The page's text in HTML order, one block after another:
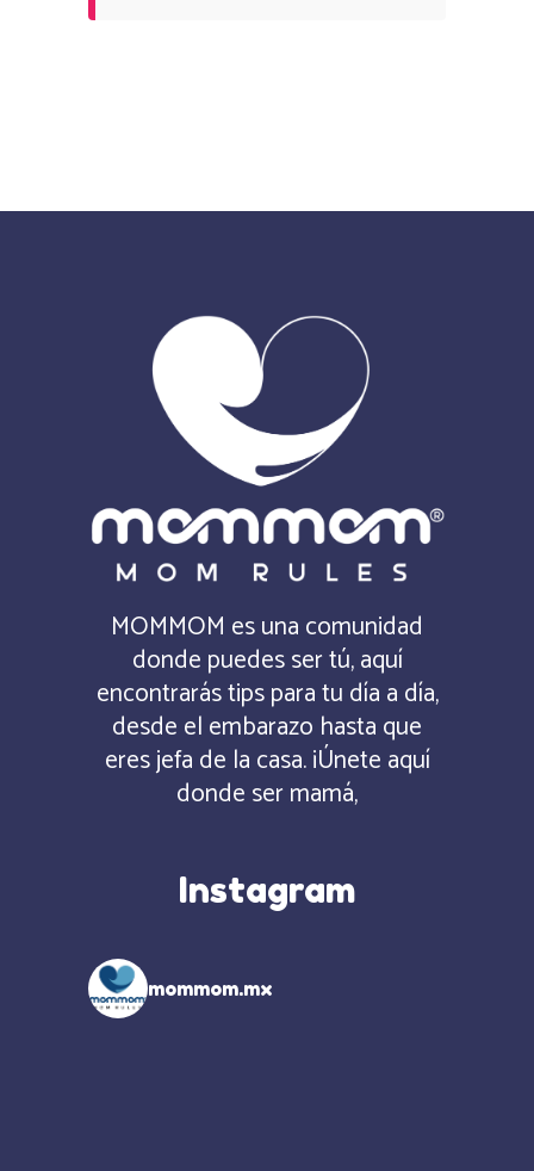
MOMMOM es una comunidad
donde puedes ser tú, aquí
encontrarás tips para tu día a día,
desde el embarazo hasta que
eres jefa de la casa. ¡Únete aquí
donde ser mamá,
Instagram
mommom.mx